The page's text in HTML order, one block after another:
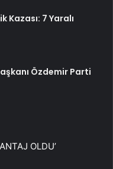
Kazası: 7 Yaralı
Özdemir Parti
OLDU’